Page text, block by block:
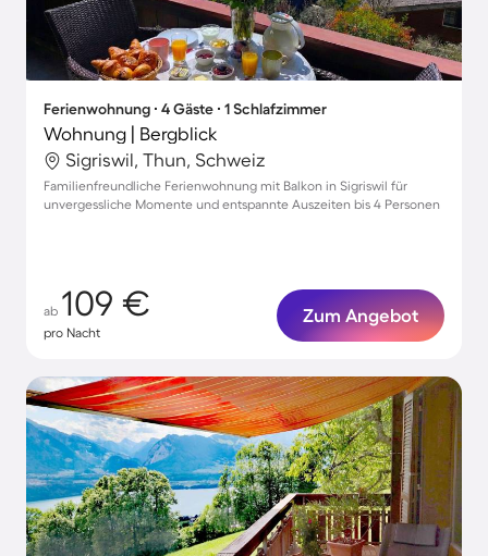
Ferienwohnung ∙ 4 Gäste ∙ 1 Schlafzimmer
Wohnung | Bergblick
Sigriswil, Thun, Schweiz
Familienfreundliche Ferienwohnung mit Balkon in Sigriswil für
unvergessliche Momente und entspannte Auszeiten bis 4 Personen
ab 109 €
pro Nacht
Zum Angebot